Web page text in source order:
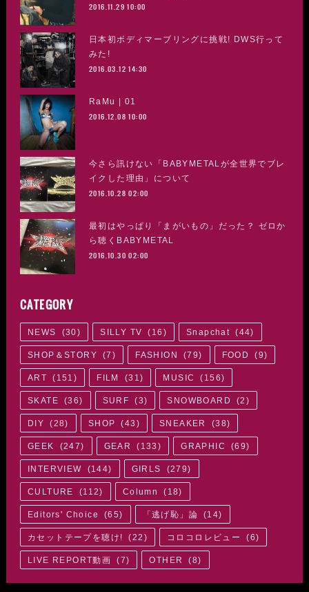
2016.11.29 10:00
日本初ボディマーブリングに挑戦! DWS行って
みた!
2016.03.12 14:30
RaMu | 01
2016.12.08 10:00
今さら訊けない「BABYMETALが全世界でブレ
イクした理由」について
2016.10.28 02:00
最初はやっぱり「まがいもの」だった？ ゼロか
ら聴くBABYMETAL
2016.10.30 02:00
CATEGORY
NEWS (30) SILLY TV ( 16 ) Snapchat (44)
SHOP＆STORY (7 ) FASHION (79) FOOD (9)
ART ( 151 ) FILM (31) MUSIC ( 156)
SKATE (36) SURF (3) SNOWBOARD (2 )
DIY (28) SHOP (43 ) SNEAKER (38)
GEEK (247) GEAR ( 133 ) GRAPHIC (69)
INTERVIEW (144) GIRLS (279)
CULTURE (112) Column ( 18)
Editors' Choice (65) 「逃げ恥」論 (14)
カセットテープを聴け! (22 ) コロコロレビュー (6)
LIVE REPORT動画 (7) OTHER (8)